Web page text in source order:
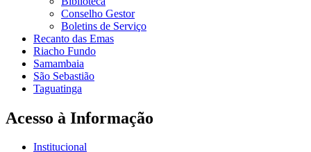
Conselho Gestor
Boletins de Serviço
Recanto das Emas
Riacho Fundo
Samambaia
São Sebastião
Taguatinga
Acesso à Informação
Institucional